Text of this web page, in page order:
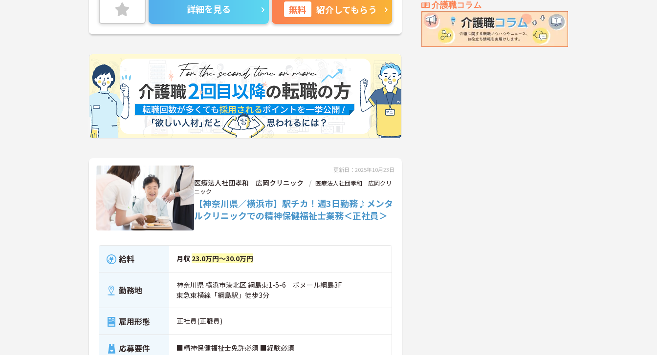
介護職コラム
詳細を見る 無料 紹介してもらう
更新日：2025年10月23日
医療法人社団孝和 広岡クリニック
医療法人社団孝和 広岡クリ
ニック
【神奈川県／横浜市】駅チカ！週3日勤務♪メンタ
ルクリニックでの精神保健福祉士業務＜正社員＞
給料 月収 23.0万円～30.0万円
勤務地
神奈川県 横浜市港北区 綱島東1-5-6 ボヌール綱島3F
東急東横線「綱島駅」徒歩3分
雇用形態 正社員(正職員)
応募要件 ■精神保健福祉士免許必須 ■経験必須